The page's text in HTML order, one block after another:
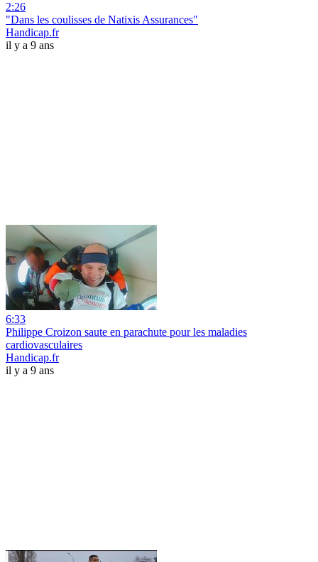
2:26
"Dans les coulisses de Natixis Assurances"
Handicap.fr
il y a 9 ans
6:33
Philippe Croizon saute en parachute pour les maladies
cardiovasculaires
Handicap.fr
il y a 9 ans